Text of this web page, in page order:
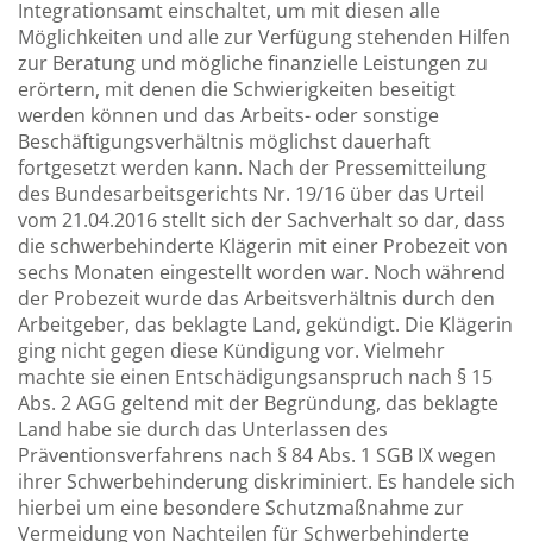
Integrationsamt einschaltet, um mit diesen alle
Möglichkeiten und alle zur Verfügung stehenden Hilfen
zur Beratung und mögliche finanzielle Leistungen zu
erörtern, mit denen die Schwierigkeiten beseitigt
werden können und das Arbeits- oder sonstige
Beschäftigungsverhältnis möglichst dauerhaft
fortgesetzt werden kann. Nach der Pressemitteilung
des Bundesarbeitsgerichts Nr. 19/16 über das Urteil
vom 21.04.2016 stellt sich der Sachverhalt so dar, dass
die schwerbehinderte Klägerin mit einer Probezeit von
sechs Monaten eingestellt worden war. Noch während
der Probezeit wurde das Arbeitsverhältnis durch den
Arbeitgeber, das beklagte Land, gekündigt. Die Klägerin
ging nicht gegen diese Kündigung vor. Vielmehr
machte sie einen Entschädigungsanspruch nach § 15
Abs. 2 AGG geltend mit der Begründung, das beklagte
Land habe sie durch das Unterlassen des
Präventionsverfahrens nach § 84 Abs. 1 SGB IX wegen
ihrer Schwerbehinderung diskriminiert. Es handele sich
hierbei um eine besondere Schutzmaßnahme zur
Vermeidung von Nachteilen für Schwerbehinderte